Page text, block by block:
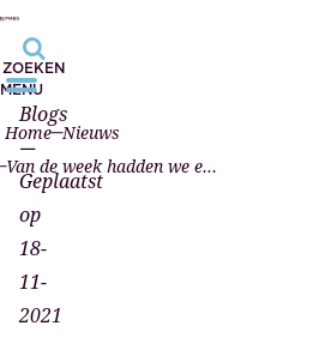
ZOEKEN
MENU
Home Nieuws
Van de week hadden we er weer eentje
Blogs
—
Geplaatst
op
18-
11-
2021